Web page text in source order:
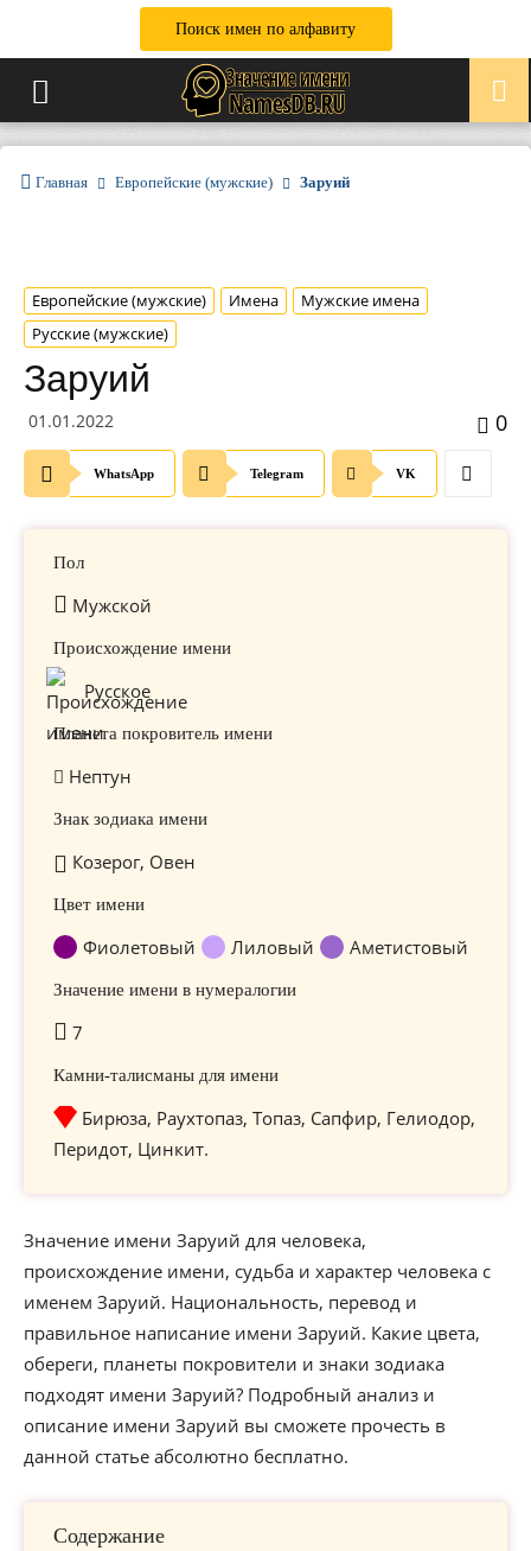
Поиск имен по алфавиту
Главная Европейские (мужские) Заруий
Европейские (мужские) Имена
Мужские имена
Русские (мужские)
Заруий
01.01.2022 0
WhatsApp Telegram VK
Пол
Мужской
Происхождение имени
Русское
Планета покровитель имени
Нептун
Знак зодиака имени
Козерог, Овен
Цвет имени
Фиолетовый Лиловый Аметистовый
Значение имени в нумералогии
7
Камни-талисманы для имени
Бирюза, Раухтопаз, Топаз, Сапфир, Гелиодор,
Перидот, Цинкит.
Значение имени Заруий для человека,
происхождение имени, судьба и характер человека с
именем Заруий. Национальность, перевод и
правильное написание имени Заруий. Какие цвета,
обереги, планеты покровители и знаки зодиака
подходят имени Заруий? Подробный анализ и
описание имени Заруий вы сможете прочесть в
данной статье абсолютно бесплатно.
Содержание